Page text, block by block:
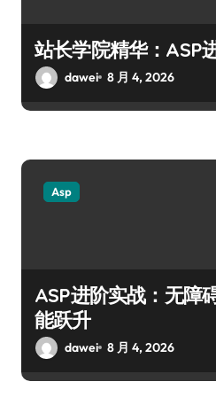
站长学院精华：ASP
dawei 8 月 4, 2026
Asp
ASP进阶实战：无障
能跃升
dawei 8 月 4, 2026